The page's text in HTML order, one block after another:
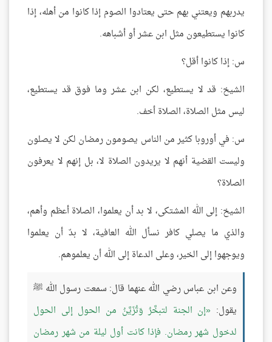
يدربهم ويعتني بهم حتى يعتادوا الصوم إذا كانوا من أهله، إذا
كانوا يستطيعون مثل ابن عشر أو أشباهه.
س: إذا كانوا أقل؟
الشيخ: قد لا يستطيع، لكن ابن عشر وما فوق قد يستطيع،
ليس مثل الصلاة، الصلاة أخف.
س: في أوروبا كثير من الناس يصومون رمضان لكن لا يصلون
وليست القضية أنهم لا يريدون الصلاة لا، بل إنهم لا يعرفون
الصلاة؟
الشيخ: إلى الله المشتكى، لا بد أن يعلموا، الصلاة أعظم وأهم،
والذي ما يصلي كافر نسأل الله العافية، لا بدّ أن يعلموا
ويوجهوا إلى الخير، وعلى الدعاة إلى الله أن يعلموهم.
وعن ابن عباس رضي الله عنهما قال: سمعت رسول الله ﷺ
يقول:
إن الجنة لتبخَّرُ وَتُزَيَّنُ من الحول إلى الحول
لدخول شهر رمضان. فإذا كانت أول ليلة من شهر رمضان